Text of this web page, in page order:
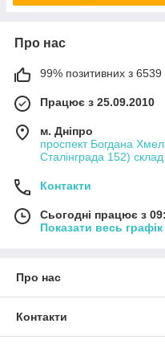
Про нас
99% позитивних з 6539
Працює з 25.09.2010
м. Дніпро
проспект Богдана
Сталінграда 152)
Контакти
Сьогодні працює з
Показати весь
Про нас
Контакти